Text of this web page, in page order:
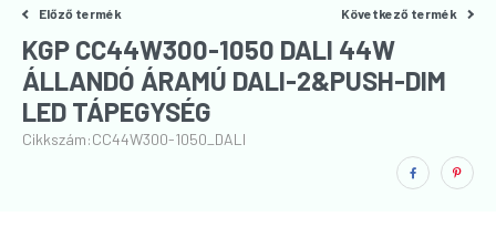
Előző termék Következő termék
KGP CC44W300-1050 DALI 44W
ÁLLANDÓ ÁRAMÚ DALI-2&PUSH-DIM
LED TÁPEGYSÉG
Cikkszám:CC44W300-1050_DALI